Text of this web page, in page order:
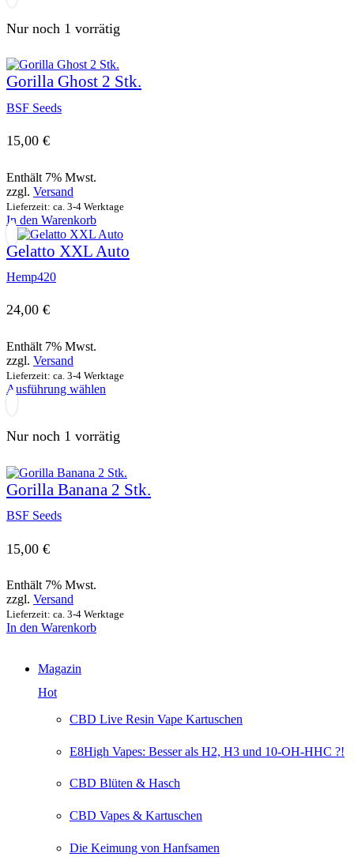
Nur noch 1 vorrätig
Gorilla Ghost 2 Stk.
BSF Seeds
15,00 €
Enthält 7% Mwst.
zzgl. Versand
Lieferzeit: ca. 3-4 Werktage
In den Warenkorb
Gelatto XXL Auto
Hemp420
24,00 €
Enthält 7% Mwst.
zzgl. Versand
Lieferzeit: ca. 3-4 Werktage
Ausführung wählen
mehrere
Varianten
Die
Optionen
können
Nur noch 1 vorrätig
Gorilla Banana 2 Stk.
BSF Seeds
15,00 €
Enthält 7% Mwst.
zzgl. Versand
Lieferzeit: ca. 3-4 Werktage
In den Warenkorb
Magazin
Hot
CBD Live Resin Vape Kartuschen
E8High Vapes: Besser als H2, H3 und 10-OH-HHC ?!
CBD Blüten & Hasch
CBD Vapes & Kartuschen
Die Keimung von Hanfsamen